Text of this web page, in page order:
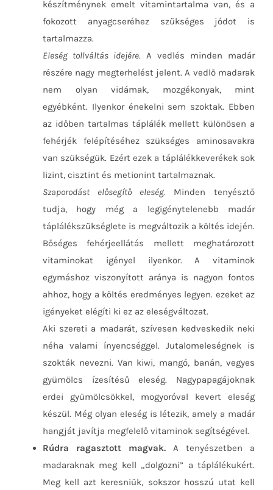
készítménynek emelt vitamintartalma van, és a
fokozott anyagcseréhez szükséges jódot is
tartalmazza.
Eleség tollváltás idejére. A vedlés minden madár
részére nagy megterhelést jelent. A vedlő madarak
nem olyan vidámak, mozgékonyak, mint
egyébként. Ilyenkor énekelni sem szoktak. Ebben
az időben tartalmas táplálék mellett különösen a
fehérjék felépítéséhez szükséges aminosavakra
van szükségük. Ezért ezek a táplálékkeverékek sok
lizint, cisztint és metionint tartalmaznak.
Szaporodást elősegítő eleség. Minden tenyésztő
tudja, hogy még a legigénytelenebb madár
táplálékszükséglete is megváltozik a költés idején.
Bőséges fehérjeellátás mellett meghatározott
vitaminokat igényel ilyenkor. A vitaminok
egymáshoz viszonyított aránya is nagyon fontos
ahhoz, hogy a költés eredményes legyen. ezeket az
igényeket elégíti ki ez az eleségváltozat.
Aki szereti a madarát, szívesen kedveskedik neki
néha valami ínyencséggel. Jutalomeleségnek is
szokták nevezni. Van kiwi, mangó, banán, vegyes
gyümölcs ízesítésű eleség. Nagypapagájoknak
erdei gyümölcsökkel, mogyoróval kevert eleség
készül. Még olyan eleség is létezik, amely a madár
hangját javítja megfelelő vitaminok segítségével.
Rúdra ragasztott magvak. A tenyészetben a
madaraknak meg kell „dolgozni” a táplálékukért.
Meg kell azt keresniük, sokszor hosszú utat kell